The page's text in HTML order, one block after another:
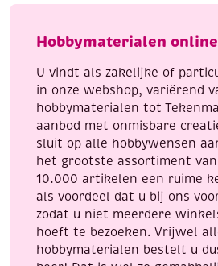
kleurplaten
konijntjes,
penseel
napjes
verf,
aantal
Hobbymaterialen
U vindt als zakelijke of
in onze webshop, variërend
hobbymaterialen tot
aanbod met onmisbare
sluit op alle hobbywensen
het grootste assortiment
10.000 artikelen een ruime
als voordeel dat u bij ons
zodat u niet meerdere
hoeft te bezoeken. Vrijwel
hobbymaterialen bestelt u